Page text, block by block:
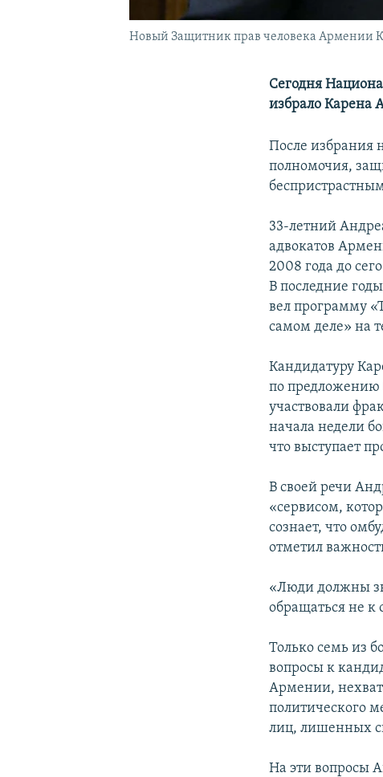
Новый Защитник прав человека Армении
Сегодня
избрало Карена
После избрания
полномочия,
33-летний
адвокатов
2008 года до
В последние
вел программу
самом деле» на
Кандидатуру
по предложению
участвовали
начала недели
что выступает
В своей речи
«сервисом,
сознает, что
отметил
«Люди должны
обращаться не к
Только семь из
вопросы к
Армении,
политического
лиц, лишенных
На эти вопросы